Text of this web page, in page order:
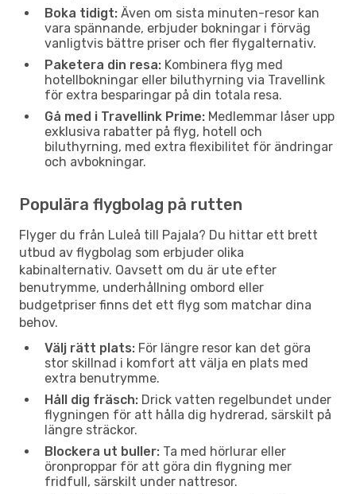
Boka tidigt: Även om sista minuten-resor kan
vara spännande, erbjuder bokningar i förväg
vanligtvis bättre priser och fler flygalternativ.
Paketera din resa: Kombinera flyg med
hotellbokningar eller biluthyrning via Travellink
för extra besparingar på din totala resa.
Gå med i Travellink Prime: Medlemmar låser upp
exklusiva rabatter på flyg, hotell och
biluthyrning, med extra flexibilitet för ändringar
och avbokningar.
Populära flygbolag på rutten
Flyger du från Luleå till Pajala? Du hittar ett brett
utbud av flygbolag som erbjuder olika
kabinalternativ. Oavsett om du är ute efter
benutrymme, underhållning ombord eller
budgetpriser finns det ett flyg som matchar dina
behov.
Välj rätt plats: För längre resor kan det göra
stor skillnad i komfort att välja en plats med
extra benutrymme.
Håll dig fräsch: Drick vatten regelbundet under
flygningen för att hålla dig hydrerad, särskilt på
längre sträckor.
Blockera ut buller: Ta med hörlurar eller
öronproppar för att göra din flygning mer
fridfull, särskilt under nattresor.